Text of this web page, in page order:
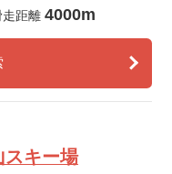
走距離 4000m
スキー場